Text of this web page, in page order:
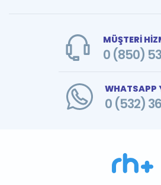
MÜŞTERİ
0 (850)
WHATSAPP
0 (532)